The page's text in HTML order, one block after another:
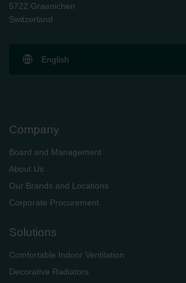
5722 Graenichen
Switzerland
English
Company
Board and Management
About Us
Our Brands and Locations
Corporate Procurement
Solutions
Comfortable Indoor Ventilation
Decorative Radiators